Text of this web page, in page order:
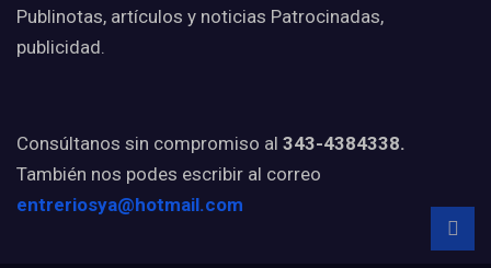
Publinotas, artículos y noticias Patrocinadas,
publicidad.
Consúltanos sin compromiso al 343-4384338.
También nos podes escribir al correo
entreriosya@hotmail.com